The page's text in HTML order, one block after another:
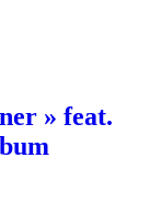
» feat.